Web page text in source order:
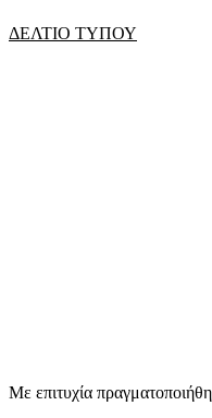
ΔΕΛΤΙΟ ΤΥΠΟΥ
Με επιτυχία